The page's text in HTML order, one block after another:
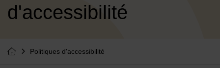
d'accessibilité
Vous êtes ici :
Retourner à l'accueil
Politiques d'accessibilité